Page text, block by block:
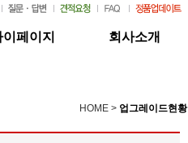
이페이지 회사소개
HOME > 업그레이드현황